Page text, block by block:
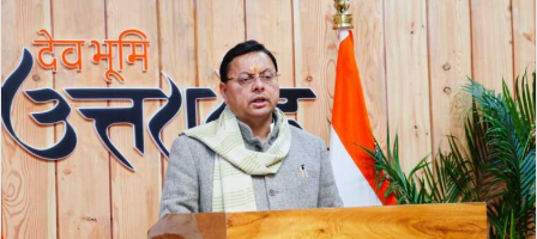
email